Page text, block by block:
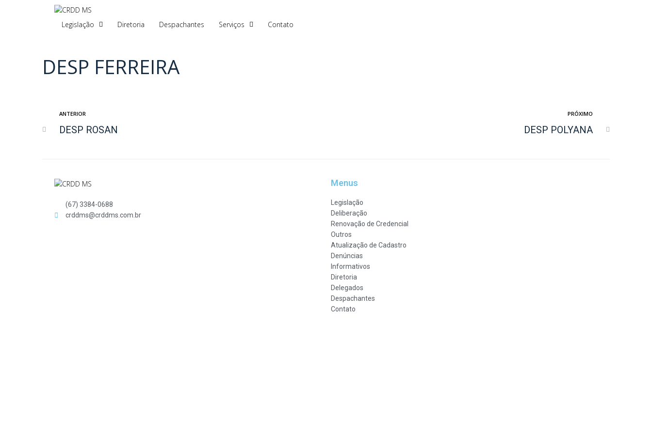
Legislação Diretoria Despachantes Serviços Contato
DESP FERREIRA
ANTERIOR
DESP ROSAN
PRÓXIMO
DESP POLYANA
(67) 3384-0688
crddms@crddms.com.br
Menus
Legislação
Deliberação
Renovação de Credencial
Outros
Atualização de Cadastro
Denúncias
Informativos
Diretoria
Delegados
Despachantes
Contato